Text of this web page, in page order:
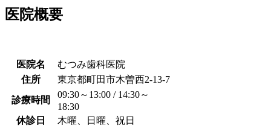
医院概要
医院名
むつみ歯科医院
住所
東京都町田市木曽西2-13-7
診療時間
09:30～13:00 / 14:30～
18:30
休診日
木曜、日曜、祝日